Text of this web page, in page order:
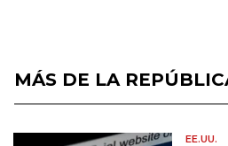
MÁS DE LA
EE.UU.